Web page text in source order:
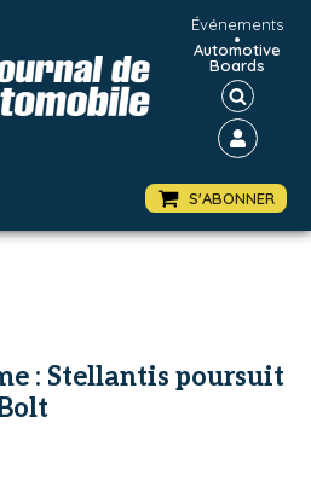
Événements
•
Automotive
Boards
S'ABONNER
: Stellantis poursuit